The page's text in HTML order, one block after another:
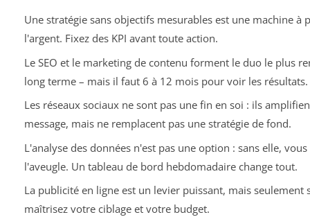
Une stratégie sans objectifs mesurables est une machine à
l'argent. Fixez des KPI avant toute action.
Le SEO et le marketing de contenu forment le duo le plus
long terme – mais il faut 6 à 12 mois pour voir les résultats.
Les réseaux sociaux ne sont pas une fin en soi : ils
message, mais ne remplacent pas une stratégie de fond.
L'analyse des données n'est pas une option : sans elle, vous
l'aveugle. Un tableau de bord hebdomadaire change tout.
La publicité en ligne est un levier puissant, mais seulement
maîtrisez votre ciblage et votre budget.